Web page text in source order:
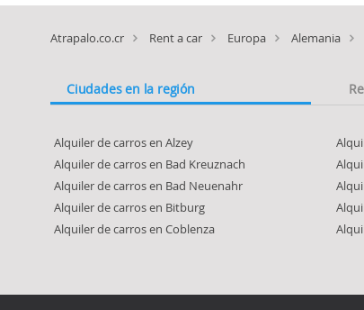
Atrapalo.co.cr Rent a car Europa Alemania
Ciudades en la región
Alquiler de carros en Alzey
Alquiler de carros en Bad Kreuznach
Alquiler de carros en Bad Neuenahr
Alquiler de carros en Bitburg
Alquiler de carros en Coblenza